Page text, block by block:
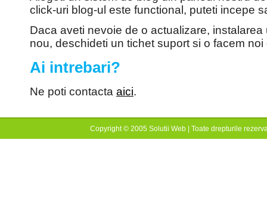
click-uri blog-ul este functional, puteti incepe
Daca aveti nevoie de o actualizare,
nou, deschideti un tichet suport si o facem noi
Ai intrebari?
Ne poti contacta aici.
Copyright © 2005 Solutii Web | Toate drepturile